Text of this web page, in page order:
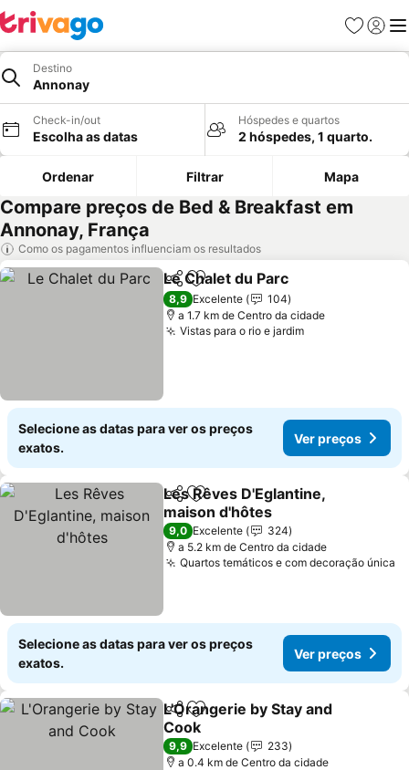
Favoritos
Iniciar
Destino
Annonay
Check-in/out
Escolha as datas
Hóspedes e quartos
2 hóspedes, 1 quarto.
Ordenar Filtrar Mapa
Compare preços de Bed & Breakfast em
Annonay, França
Como os pagamentos influenciam os resultados
PartilharAdicionar aos favoritos
Le Chalet du Parc
8,9 Excelente
104
a 1.7 km de Centro da cidade
Vistas para o rio e jardimVer preços
Selecione as datas para ver os preços
exatos.
Ver preços
PartilharAdicionar aos favoritos
Les Rêves D'Eglantine,
maison d'hôtes
Ver preços
9,0 Excelente
324
a 5.2 km de Centro da cidade
Quartos temáticos e com decoração única
Selecione as datas para ver os preços
exatos.
Ver preços
PartilharAdicionar aos favoritos
L'Orangerie by Stay and
Cook
Ver preços
9,9 Excelente
233
a 0.4 km de Centro da cidade